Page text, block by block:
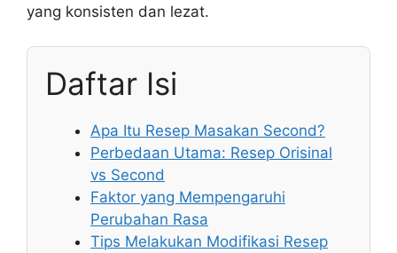
yang konsisten dan lezat.
Daftar Isi
Apa Itu Resep Masakan Second?
Perbedaan Utama: Resep Orisinal
vs Second
Faktor yang Mempengaruhi
Perubahan Rasa
Tips Melakukan Modifikasi Resep